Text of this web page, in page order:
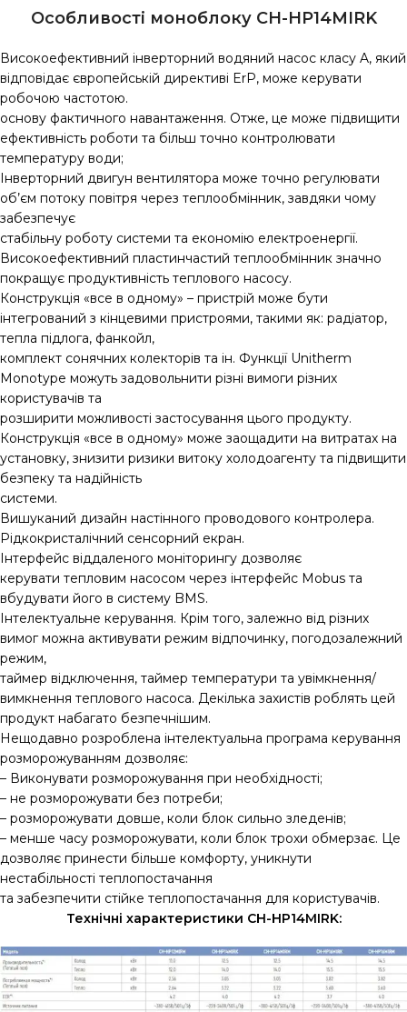
Особливості моноблоку CH-HP14MIRK
Високоефективний інверторний водяний насос класу A, який
відповідає європейській директиві ErP, може керувати
робочою частотою.
основу фактичного навантаження. Отже, це може підвищити
ефективність роботи та більш точно контролювати
температуру води;
Інверторний двигун вентилятора може точно регулювати
об’єм потоку повітря через теплообмінник, завдяки чому
забезпечує
стабільну роботу системи та економію електроенергії.
Високоефективний пластинчастий теплообмінник значно
покращує продуктивність теплового насосу.
Конструкція «все в одному» – пристрій може бути
інтегрований з кінцевими пристроями, такими як: радіатор,
тепла підлога, фанкойл,
комплект сонячних колекторів та ін. Функції Unitherm
Monotype можуть задовольнити різні вимоги різних
користувачів та
розширити можливості застосування цього продукту.
Конструкція «все в одному» може заощадити на витратах на
установку, знизити ризики витоку холодоагенту та підвищити
безпеку та надійність
системи.
Вишуканий дизайн настінного проводового контролера.
Рідкокристалічний сенсорний екран.
Інтерфейс віддаленого моніторингу дозволяє
керувати тепловим насосом через інтерфейс Mobus та
вбудувати його в систему BMS.
Інтелектуальне керування. Крім того, залежно від різних
вимог можна активувати режим відпочинку, погодозалежний
режим,
таймер відключення, таймер температури та увімкнення/
вимкнення теплового насоса. Декілька захистів роблять цей
продукт набагато безпечнішим.
Нещодавно розроблена інтелектуальна програма керування
розморожуванням дозволяє:
– Виконувати розморожування при необхідності;
– не розморожувати без потреби;
– розморожувати довше, коли блок сильно зледенів;
– менше часу розморожувати, коли блок трохи обмерзає. Це
дозволяє принести більше комфорту, уникнути
нестабільності теплопостачання
та забезпечити стійке теплопостачання для користувачів.
Технічні характеристики CH-HP14MIRK: